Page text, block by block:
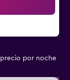
precio por noche